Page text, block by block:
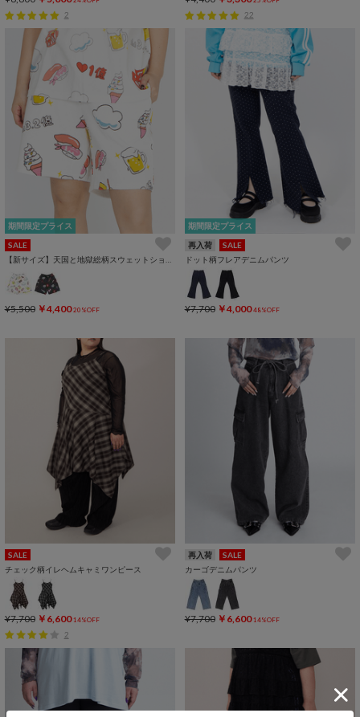
2 22
期間限定プライス
SALE
¥5,500 ￥4,400 20%OFF
期間限定プライス
再入荷
SALE
ドット柄フレアデニムパンツ
¥7,700 ￥4,000 48%OFF
SALE
チェック柄イレヘムキャミワンピース
¥7,700 ￥6,600 14%OFF
2
再入荷
SALE
カーゴデニムパンツ
¥7,700 ￥6,600 14%OFF